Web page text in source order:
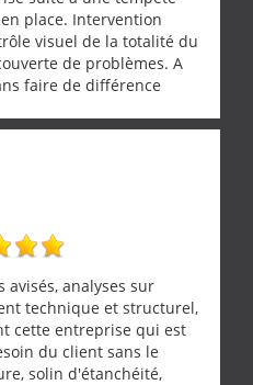
place. Intervention
visuel de la totalité du
de problèmes. A
faire de différence
avisés, analyses sur
technique et structurel,
cette entreprise qui est
du client sans le
solin d'étanchéité,